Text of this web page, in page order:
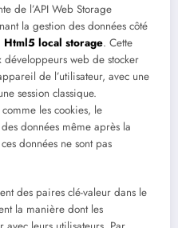
de l’API Web Storage
la gestion des données côté
Html5 local storage. Cette
web de stocker
de l’utilisateur, avec une
session classique.
les cookies, le
données même après la
données ne sont pas
des paires clé-valeur dans le
la manière dont les